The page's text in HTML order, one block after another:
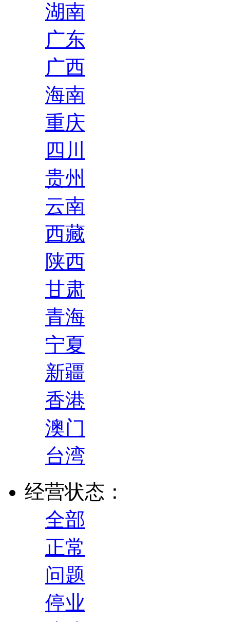
湖南
广东
广西
海南
重庆
四川
贵州
云南
西藏
陕西
甘肃
青海
宁夏
新疆
香港
澳门
台湾
经营状态：
全部
正常
问题
停业